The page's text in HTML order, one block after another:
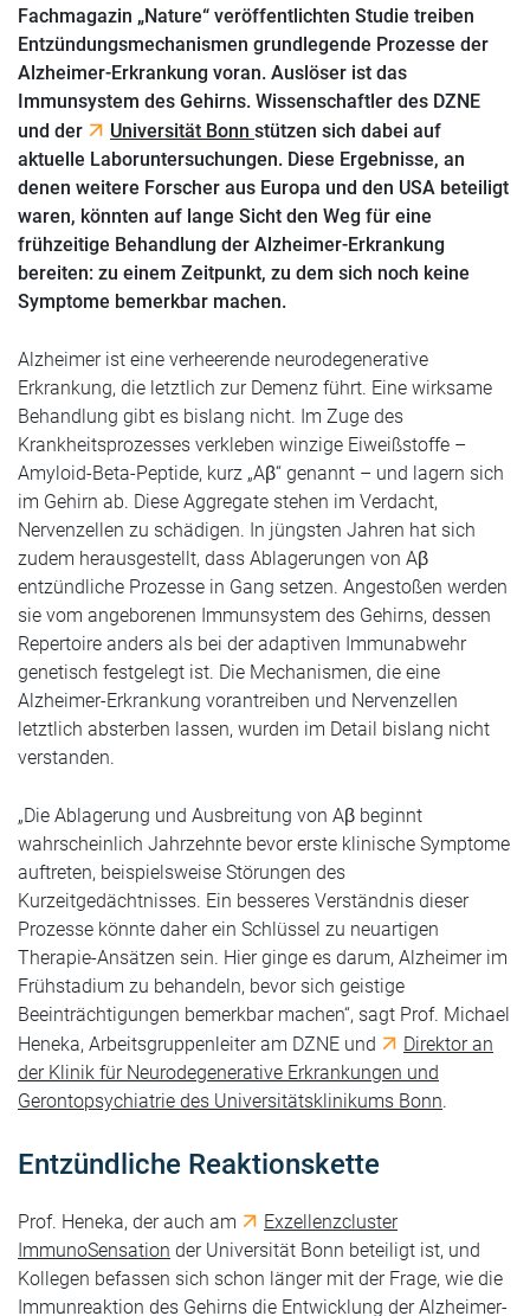
Fachmagazin „Nature“ veröffentlichten Studie treiben
Entzündungsmechanismen grundlegende Prozesse der
Alzheimer-Erkrankung voran. Auslöser ist das
Immunsystem des Gehirns. Wissenschaftler des DZNE
und der
Universität Bonn stützen sich dabei auf
aktuelle Laboruntersuchungen. Diese Ergebnisse, an
denen weitere Forscher aus Europa und den USA beteiligt
waren, könnten auf lange Sicht den Weg für eine
frühzeitige Behandlung der Alzheimer-Erkrankung
bereiten: zu einem Zeitpunkt, zu dem sich noch keine
Symptome bemerkbar machen.
Alzheimer ist eine verheerende neurodegenerative
Erkrankung, die letztlich zur Demenz führt. Eine wirksame
Behandlung gibt es bislang nicht. Im Zuge des
Krankheitsprozesses verkleben winzige Eiweißstoffe –
Amyloid-Beta-Peptide, kurz „Aβ“ genannt – und lagern sich
im Gehirn ab. Diese Aggregate stehen im Verdacht,
Nervenzellen zu schädigen. In jüngsten Jahren hat sich
zudem herausgestellt, dass Ablagerungen von Aβ
entzündliche Prozesse in Gang setzen. Angestoßen werden
sie vom angeborenen Immunsystem des Gehirns, dessen
Repertoire anders als bei der adaptiven Immunabwehr
genetisch festgelegt ist. Die Mechanismen, die eine
Alzheimer-Erkrankung vorantreiben und Nervenzellen
letztlich absterben lassen, wurden im Detail bislang nicht
verstanden.
„Die Ablagerung und Ausbreitung von Aβ beginnt
wahrscheinlich Jahrzehnte bevor erste klinische Symptome
auftreten, beispielsweise Störungen des
Kurzeitgedächtnisses. Ein besseres Verständnis dieser
Prozesse könnte daher ein Schlüssel zu neuartigen
Therapie-Ansätzen sein. Hier ginge es darum, Alzheimer im
Frühstadium zu behandeln, bevor sich geistige
Beeinträchtigungen bemerkbar machen“, sagt Prof. Michael
Heneka, Arbeitsgruppenleiter am DZNE und
Direktor an
der Klinik für Neurodegenerative Erkrankungen und
Gerontopsychiatrie des Universitätsklinikums Bonn.
Entzündliche Reaktionskette
Prof. Heneka, der auch am
Exzellenzcluster
ImmunoSensation der Universität Bonn beteiligt ist, und
Kollegen befassen sich schon länger mit der Frage, wie die
Immunreaktion des Gehirns die Entwicklung der Alzheimer-